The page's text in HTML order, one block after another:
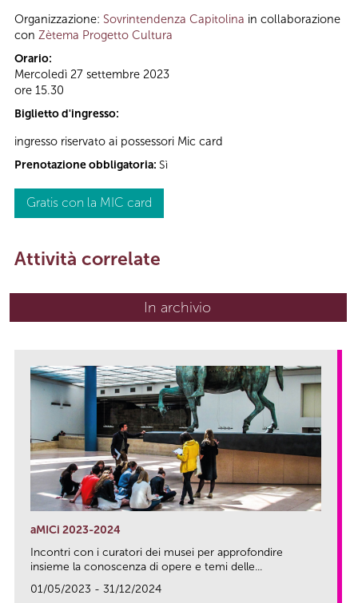
Organizzazione: Sovrintendenza Capitolina in collaborazione
con Zètema Progetto Cultura
Orario:
Mercoledì 27 settembre 2023
ore 15.30
Biglietto d'ingresso:
ingresso riservato ai possessori Mic card
Prenotazione obbligatoria: Sì
Gratis con la MIC card
Attività correlate
In archivio
aMICi 2023-2024
Incontri con i curatori dei musei per approfondire
insieme la conoscenza di opere e temi delle...
01/05/2023 - 31/12/2024